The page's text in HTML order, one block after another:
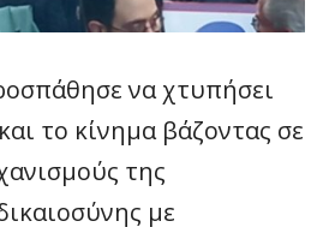
να χτυπήσει
το κίνημα βάζοντας σε
της
με